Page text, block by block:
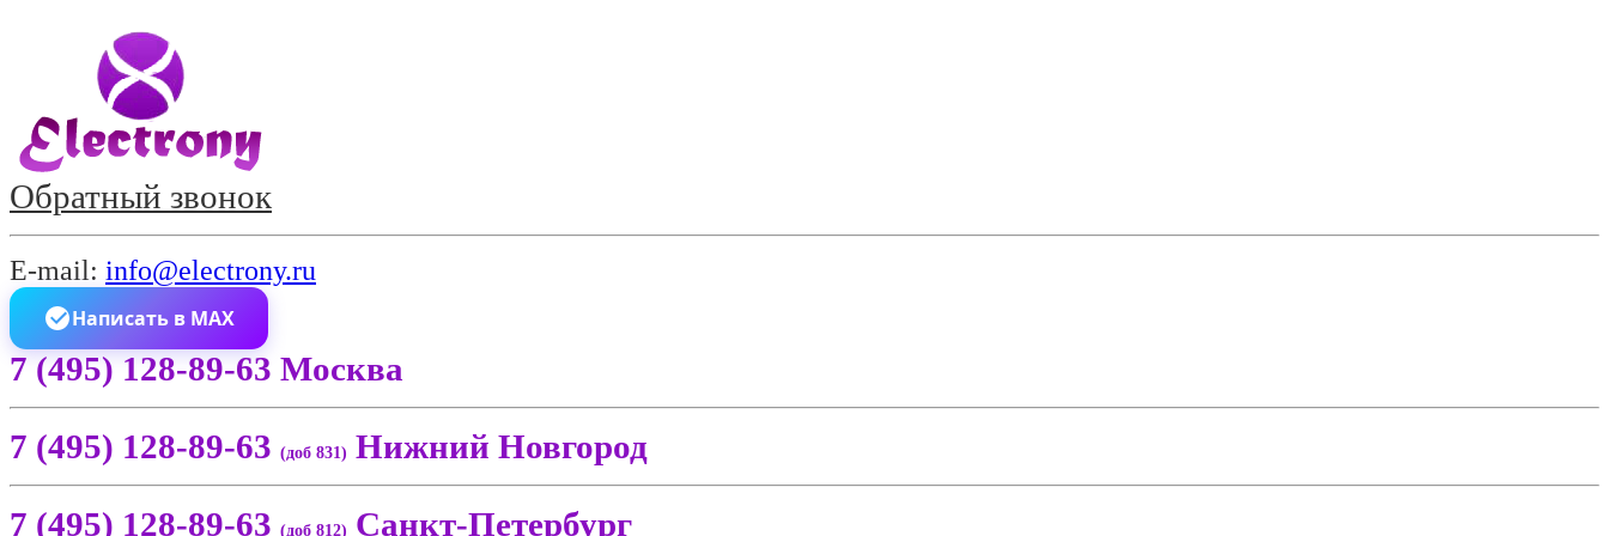
Обратный звонок
E-mail: info@electrony.ru
Написать в MAX
7 (495) 128-89-63 Москва
7 (495) 128-89-63 (доб 831) Нижний Новгород
7 (495) 128-89-63 (доб 812) Санкт-Петербург